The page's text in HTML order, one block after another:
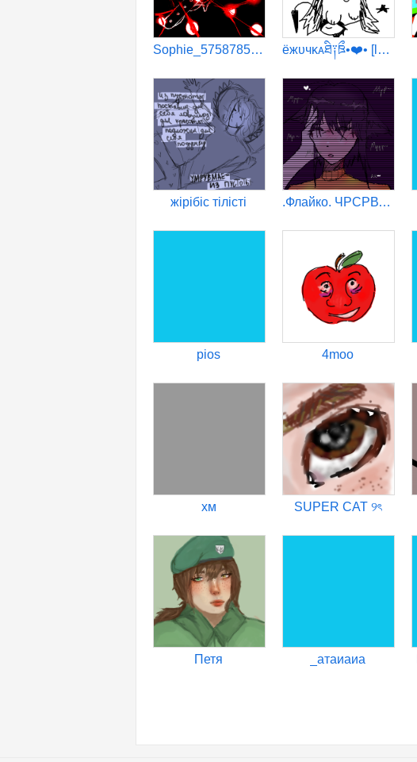
Sophie_5758785 PaY ёжᴜчᴋᴀཐི༑ཋྀ•❤️• [laus☆]
жiрiбiс тiлiстi .Флайко. ЧРСРВЧЧЮ
pios 4moo
хм SUPER CAT ୨ৎ
Петя _атаиаиа